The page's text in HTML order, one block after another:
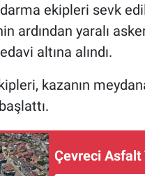
ekipleri sevk
ardından yaralı
altına alındı.
kazanın
Çevreci Asfalt